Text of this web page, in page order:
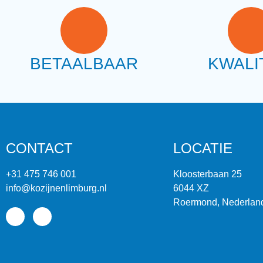
BETAALBAAR
CONTACT
+31 475 746 001
info@kozijnenlimburg.nl
LOCATIE
Kloosterbaan 25
6044 XZ
Roermond,